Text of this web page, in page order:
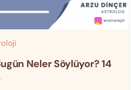
Neler Söylüyor? 14